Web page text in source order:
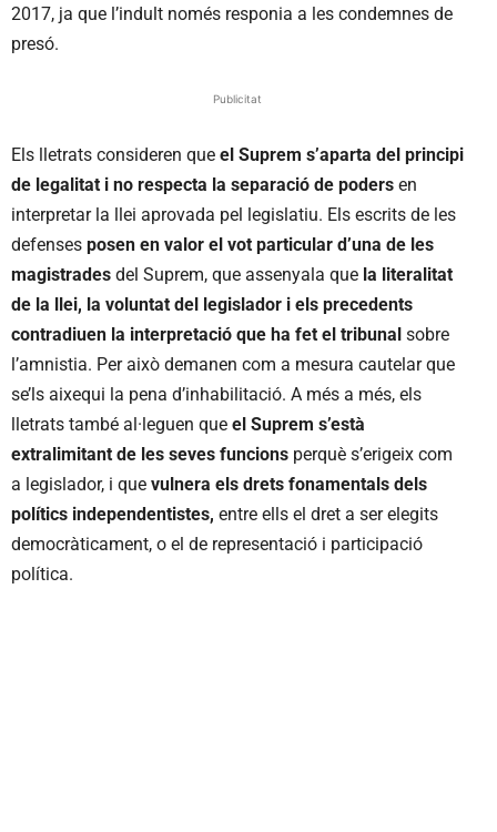
2017, ja que l’indult només responia a les condemnes de
presó.
Publicitat
Els lletrats consideren que el Suprem s’aparta del principi
de legalitat i no respecta la separació de poders en
interpretar la llei aprovada pel legislatiu. Els escrits de les
defenses posen en valor el vot particular d’una de les
magistrades del Suprem, que assenyala que la literalitat
de la llei, la voluntat del legislador i els precedents
contradiuen la interpretació que ha fet el tribunal sobre
l’amnistia. Per això demanen com a mesura cautelar que
se’ls aixequi la pena d’inhabilitació. A més a més, els
lletrats també al·leguen que el Suprem s’està
extralimitant de les seves funcions perquè s’erigeix com
a legislador, i que vulnera els drets fonamentals dels
polítics independentistes, entre ells el dret a ser elegits
democràticament, o el de representació i participació
política.